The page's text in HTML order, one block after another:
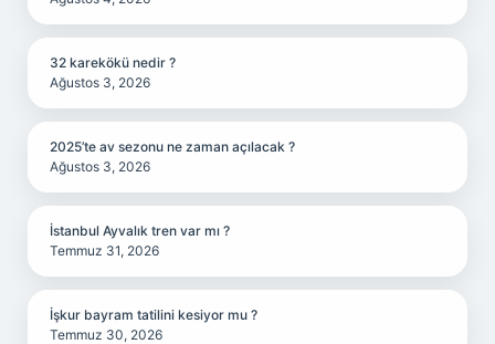
32 karekökü nedir ?
Ağustos 3, 2026
2025’te av sezonu ne zaman açılacak ?
Ağustos 3, 2026
İstanbul Ayvalık tren var mı ?
Temmuz 31, 2026
İşkur bayram tatilini kesiyor mu ?
Temmuz 30, 2026